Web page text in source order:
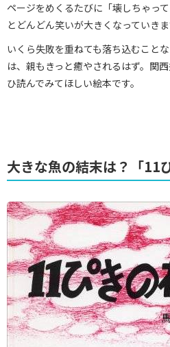
ページをめくるたびに「壊しちゃっ
とどんどん笑いが大きくなっていきま
いくら失敗を重ねても落ち込むこと
は、親もきっと癒やされるはず。関
ひ読んでみてほしい絵本です。
大きな魚の結末は？「11